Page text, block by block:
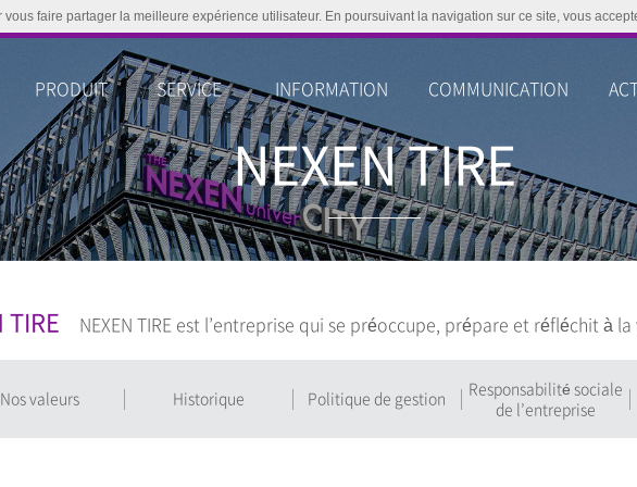
faire partager la meilleure expérience utilisateur. En poursuivant la navigation sur ce site, vous
PRODUIT SERVICE INFORMATION COMMUNICATION
NEXEN TIRE
NEXEN TIRE est l’entreprise qui se préoccupe, prépare et réfléchit à
Nos valeurs Historique Politique de gestion
Responsabilité sociale
de l’entreprise